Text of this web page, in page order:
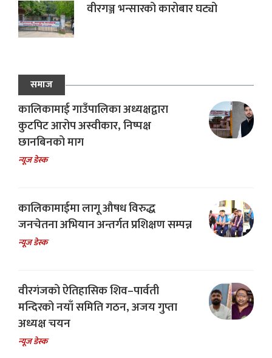
वीरगञ्ज भन्सारको कारोबार घट्यो
समाज
कालिकामाई गाउँपालिका अध्यक्षद्वारा
कुटपिट आरोप अस्वीकार, निष्पक्ष
छानबिनको माग
न्यूज डेस्क
कालिकामाईमा लागू औषध विरुद्ध
जनचेतना अभियान अन्तर्गत प्रशिक्षण सम्पन्न
न्यूज डेस्क
वीरगंजको ऐतिहासिक शिव–पार्वती
मन्दिरको नयाँ समिति गठन, अजय गुप्ता
अध्यक्ष चयन
न्यूज डेस्क